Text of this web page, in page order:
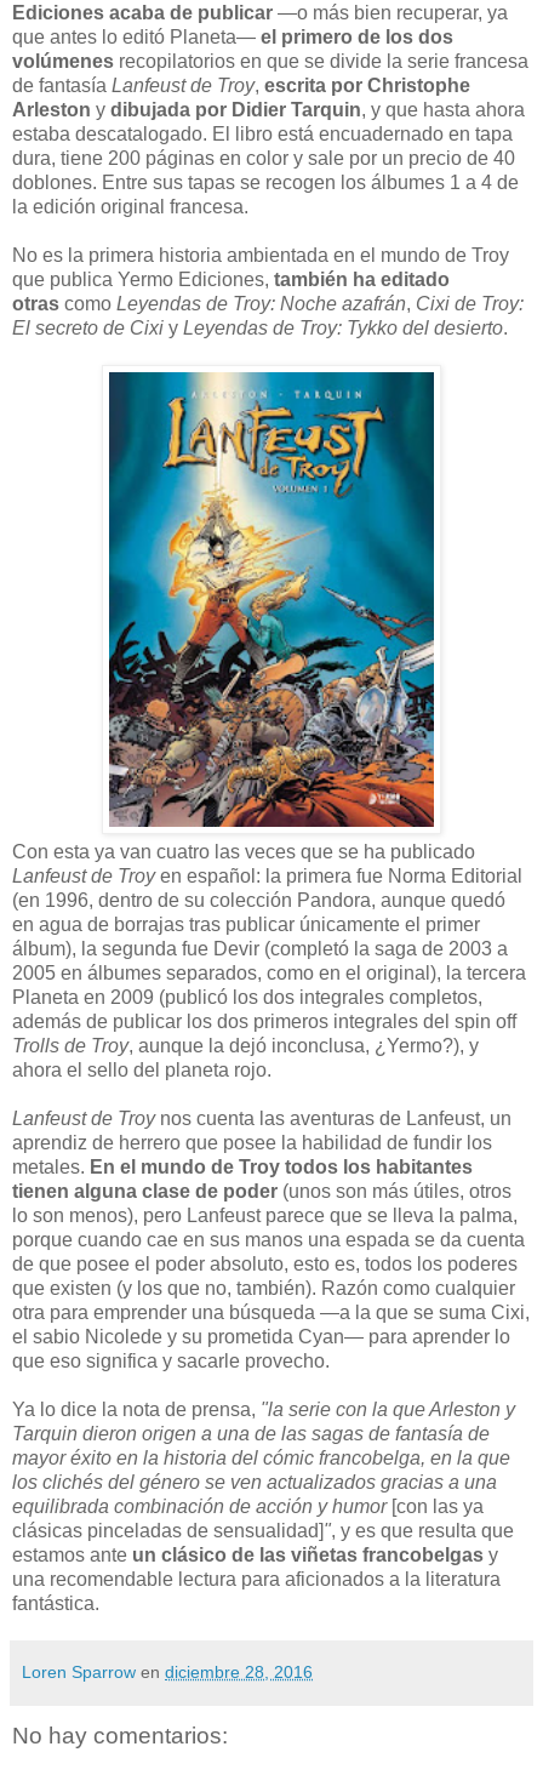
Ediciones acaba de publicar —o más bien recuperar, ya
que antes lo editó Planeta— el primero de los dos
volúmenes recopilatorios en que se divide la serie francesa
de fantasía Lanfeust de Troy, escrita por Christophe
Arleston y dibujada por Didier Tarquin, y que hasta ahora
estaba descatalogado. El libro está encuadernado en tapa
dura, tiene 200 páginas en color y sale por un precio de 40
doblones. Entre sus tapas se recogen los álbumes 1 a 4 de
la edición original francesa.
No es la primera historia ambientada en el mundo de Troy
que publica Yermo Ediciones, también ha editado
otras como Leyendas de Troy: Noche azafrán, Cixi de Troy:
El secreto de Cixi y Leyendas de Troy: Tykko del desierto.
Con esta ya van cuatro las veces que se ha publicado
Lanfeust de Troyen español: la primera fue Norma Editorial
(en 1996, dentro de su colección Pandora, aunque quedó
en agua de borrajas tras publicar únicamente el primer
álbum), la segunda fue Devir (completó la saga de 2003 a
2005 en álbumes separados, como en el original), la tercera
Planeta en 2009 (publicó los dos integrales completos,
además de publicar los dos primeros integrales del spin off
Trolls de Troy, aunque la dejó inconclusa, ¿Yermo?), y
ahora el sello del planeta rojo.
Lanfeust de Troynos cuenta las aventuras de Lanfeust, un
aprendiz de herrero que posee la habilidad de fundir los
metales. En el mundo de Troy todos los habitantes
tienen alguna clase de poder (unos son más útiles, otros
lo son menos), pero Lanfeust parece que se lleva la palma,
porque cuando cae en sus manos una espada se da cuenta
de que posee el poder absoluto, esto es, todos los poderes
que existen (y los que no, también). Razón como cualquier
otra para emprender una búsqueda —a la que se suma Cixi,
el sabio Nicolede y su prometida Cyan— para aprender lo
que eso significa y sacarle provecho.
Ya lo dice la nota de prensa, "la serie con la que Arleston y
Tarquin dieron origen a una de las sagas de fantasía de
mayor éxito en la historia del cómic francobelga, en la que
los clichés del género se ven actualizados gracias a una
equilibrada combinación de acción y humor [con las ya
clásicas pinceladas de sensualidad]", y es que resulta que
estamos ante un clásico de las viñetas francobelgas y
una recomendable lectura para aficionados a la literatura
fantástica.
Loren Sparrow en diciembre 28, 2016
No hay comentarios: